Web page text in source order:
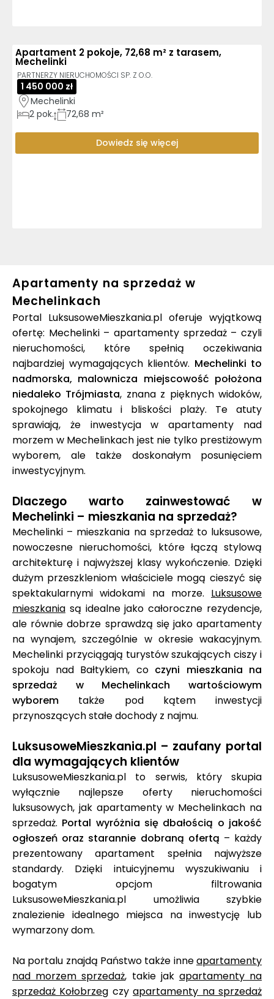
Apartament 2 pokoje, 72,68 m² z tarasem,
Mechelinki
PARTNERZY NIERUCHOMOŚCI SP. Z O.O.
1 450 000 zł
Mechelinki
2 pok. 72,68 m²
Dowiedz się więcej
Apartamenty na sprzedaż w
Mechelinkach
Portal LuksusoweMieszkania.pl oferuje wyjątkową
ofertę: Mechelinki – apartamenty sprzedaż – czyli
nieruchomości, które spełnią oczekiwania
najbardziej wymagających klientów. Mechelinki to
nadmorska, malownicza miejscowość położona
niedaleko Trójmiasta, znana z pięknych widoków,
spokojnego klimatu i bliskości plaży. Te atuty
sprawiają, że inwestycja w apartamenty nad
morzem w Mechelinkach jest nie tylko prestiżowym
wyborem, ale także doskonałym posunięciem
inwestycyjnym.
Dlaczego warto zainwestować w
Mechelinki – mieszkania na sprzedaż?
Mechelinki – mieszkania na sprzedaż to luksusowe,
nowoczesne nieruchomości, które łączą stylową
architekturę i najwyższej klasy wykończenie. Dzięki
dużym przeszkleniom właściciele mogą cieszyć się
spektakularnymi widokami na morze. Luksusowe
mieszkania są idealne jako całoroczne rezydencje,
ale równie dobrze sprawdzą się jako apartamenty
na wynajem, szczególnie w okresie wakacyjnym.
Mechelinki przyciągają turystów szukających ciszy i
spokoju nad Bałtykiem, co czyni mieszkania na
sprzedaż w Mechelinkach wartościowym
wyborem także pod kątem inwestycji
przynoszących stałe dochody z najmu.
LuksusoweMieszkania.pl – zaufany portal
dla wymagających klientów
LuksusoweMieszkania.pl to serwis, który skupia
wyłącznie najlepsze oferty nieruchomości
luksusowych, jak apartamenty w Mechelinkach na
sprzedaż. Portal wyróżnia się dbałością o jakość
ogłoszeń oraz starannie dobraną ofertą – każdy
prezentowany apartament spełnia najwyższe
standardy. Dzięki intuicyjnemu wyszukiwaniu i
bogatym opcjom filtrowania
LuksusoweMieszkania.pl umożliwia szybkie
znalezienie idealnego miejsca na inwestycję lub
wymarzony dom.
Na portalu znajdą Państwo także inneapartamenty
nad morzem sprzedaż, takie jak apartamenty na
sprzedaż Kołobrzeg czyapartamenty na sprzedaż